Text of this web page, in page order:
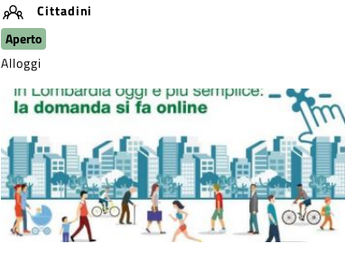
Cittadini
Aperto
Alloggi